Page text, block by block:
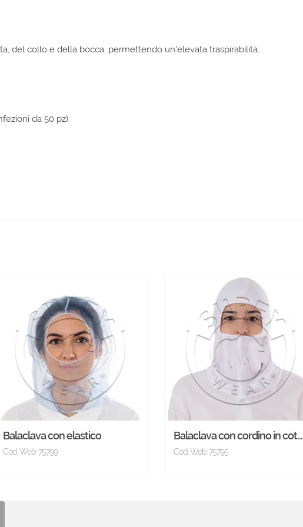
del collo e della bocca, permettendo un’elevata traspirabilità.
da 50 pz).
Balaclava con elastico
Cod. Web: 75799
Balaclava con cordino in cot…
Cod. Web: 75795